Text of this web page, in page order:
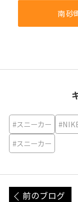
南砂
#スニーカー
#スニーカー
前のブログ